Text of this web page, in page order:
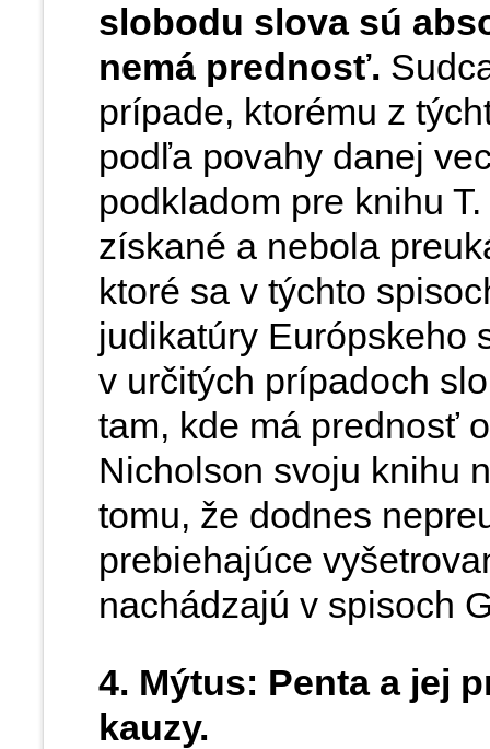
slobodu slova sú
nemá prednosť.
prípade, ktorému z
podľa povahy danej
podkladom pre knihu
získané a nebola
ktoré sa v týchto
judikatúry Európskeho
v určitých prípadoch
tam, kde má prednosť
Nicholson svoju knihu
tomu, že dodnes
prebiehajúce
nachádzajú v spisoch
4. Mýtus: Penta a jej
kauzy.